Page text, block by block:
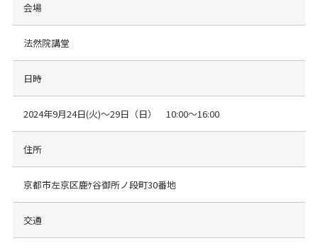
会場
法然院講堂
日時
2024年9月24日(火)～29日（日） 10:00～16:00
住所
京都市左京区鹿ｹ谷御所ノ段町30番地
交通